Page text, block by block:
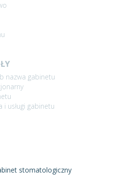
nazwa gabinetu
i usługi gabinetu
stomatologiczny